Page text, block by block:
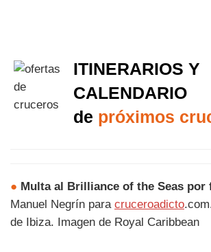
ITINERARIOS Y
CALENDARIO
de próximos
● Multa al Brilliance of the Seas por
Manuel Negrín para cruceroadicto
de Ibiza. Imagen de Royal Caribbean